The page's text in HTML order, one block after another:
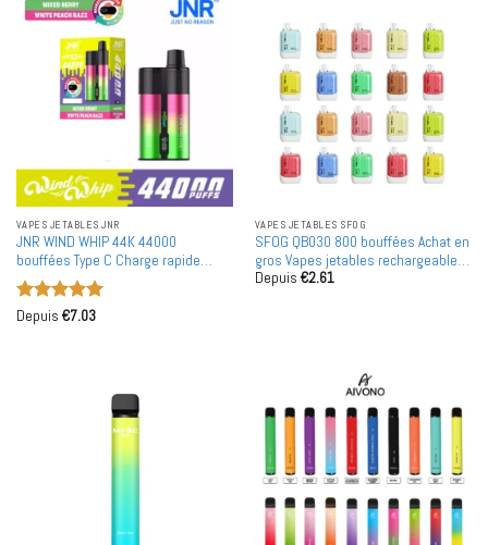
VAPES JETABLES JNR
JNR WIND WHIP 44K 44000
bouffées Type C Charge rapide
Écran intelligent Vape jetable
rechargeable en gros Achat en bulk
Note 5sur
Depuis €7.03
VAPES JETABLES SFOG
SFOG QB030 800 bouffées Achat en
gros Vapes jetables rechargeables
en gros
Depuis €2.61